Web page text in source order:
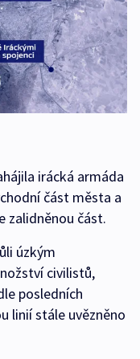
irácká armáda
část města a
zalidněnou část.
úzkým
civilistů,
posledních
linií stále uvězněno